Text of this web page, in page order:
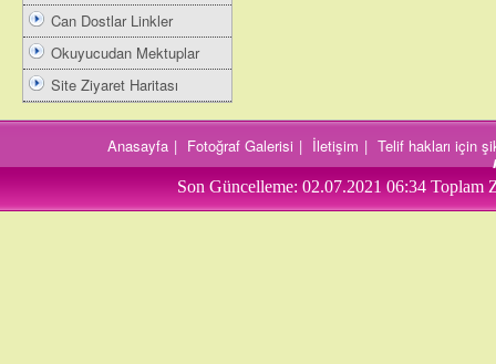
Can Dostlar Linkler
Okuyucudan Mektuplar
Site Ziyaret Haritası
Anasayfa | Fotoğraf Galerisi | İletişim | Telif hakları için
Son Güncelleme: 02.07.2021 06:34 Toplam